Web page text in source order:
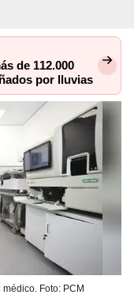
de 112.000
por lluvias
Foto: PCM